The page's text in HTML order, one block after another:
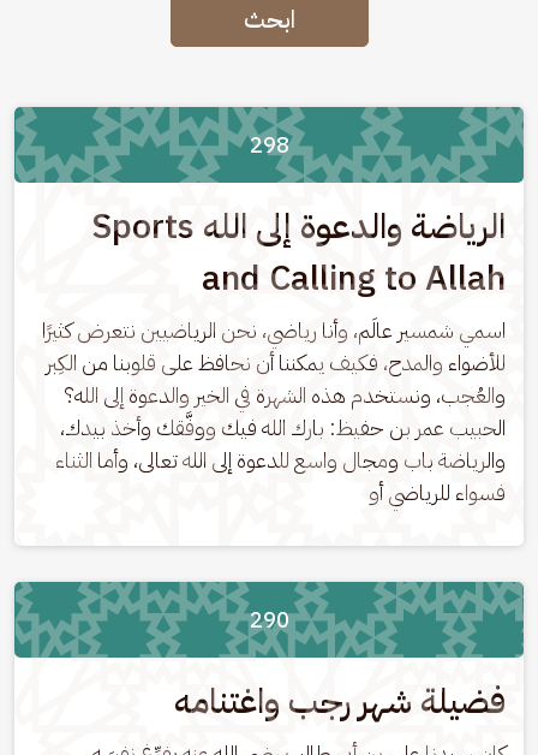
ابحث
298
الرياضة والدعوة إلى الله Sports
and Calling to Allah
اسمي شمسير عالَم، وأنا رياضي، نحن الرياضيين نتعرض كثيرًا
للأضواء والمدح، فكيف يمكننا أن نحافظ على قلوبنا من الكِبر
والعُجب، ونستخدم هذه الشهرة في الخير والدعوة إلى الله؟
الحبيب عمر بن حفيظ: بارك الله فيك ووفَّقك وأخذ بيدك،
والرياضة باب ومجال واسع للدعوة إلى الله تعالى، وأما الثناء
فسواء للرياضي أو
290
فضيلة شهر رجب واغتنامه